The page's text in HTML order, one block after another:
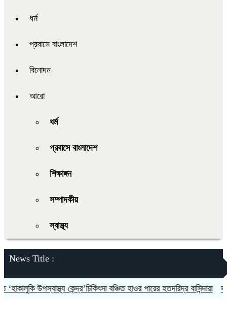
ধর্ম
প্রবাসে বাংলাদেশ
বিনোদন
আরো
ধর্ম
প্রবাসে বাংলাদেশ
শিক্ষাঙ্গন
সম্পাদকীয়
স্বাস্থ্য
News Title :
উপস্বাস্থ্য কেন্দ্র’চিকিৎসা বঞ্চিত হাওর পারের হতদরিদ্র বাসিন্দারা দলকে